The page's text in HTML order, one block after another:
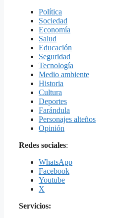
Política
Sociedad
Economía
Salud
Educación
Seguridad
Tecnología
Medio ambiente
Historia
Cultura
Deportes
Farándula
Personajes alteños
Opinión
Redes sociales:
WhatsApp
Facebook
Youtube
X
Servicios: